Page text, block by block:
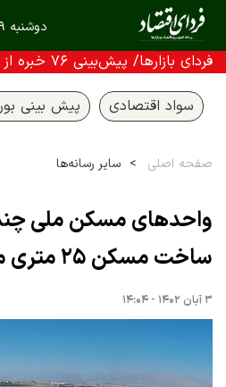
دوشنبه ۱۹ مرداد ۱۴۰۵
فردای بازارها/ پیش‌بینی ۷۶ خبره از اقتصاد و بازارها
سواد اقتصادی پیش بینی
صفحه اصلی سایر رسانه‌ها
واحدهای مسکن ملی
ساخت مسکن ۲۵ متری ممنوع شد؟
۳ آبان ۱۴۰۲ - ۱۴:۰۴